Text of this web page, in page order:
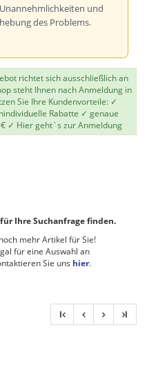
und
des Problems.
richtet sich ausschließlich an
steht Ihnen nach Anmeldung in
Sie Ihre Kundenvorteile: ✓
Rabatte ✓ genaue
✓ Hier geht`s zur Anmeldung
Ihre Suchanfrage finden.
mehr Artikel für Sie!
für eine Auswahl an
Sie uns hier.
l l